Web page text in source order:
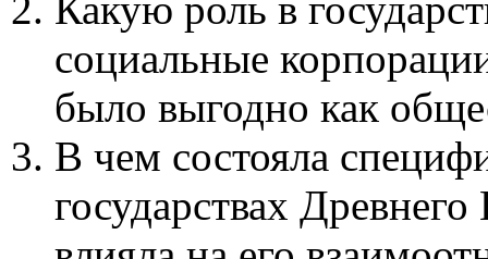
социальные
было выгодно как
В чем состояла
государствах